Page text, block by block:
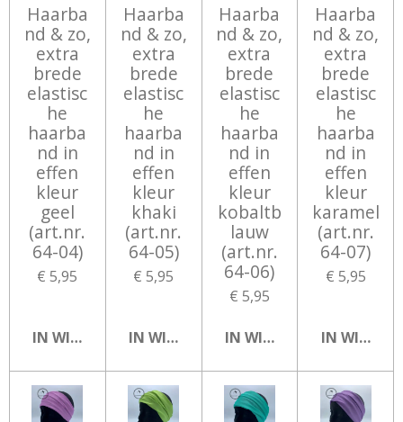
Haarba
nd & zo,
extra
brede
elastisc
he
haarba
nd in
effen
kleur
geel
(art.nr.
64-04)
€ 5,95
IN WINKELWAGEN
Haarba
nd & zo,
extra
brede
elastisc
he
haarba
nd in
effen
kleur
khaki
(art.nr.
64-05)
€ 5,95
IN WINKELWAGEN
Haarba
nd & zo,
extra
brede
elastisc
he
haarba
nd in
effen
kleur
kobaltb
lauw
(art.nr.
64-06)
€ 5,95
IN WINKELWAGEN
Haarba
nd & zo,
extra
brede
elastisc
he
haarba
nd in
effen
kleur
karamel
(art.nr.
64-07)
€ 5,95
IN